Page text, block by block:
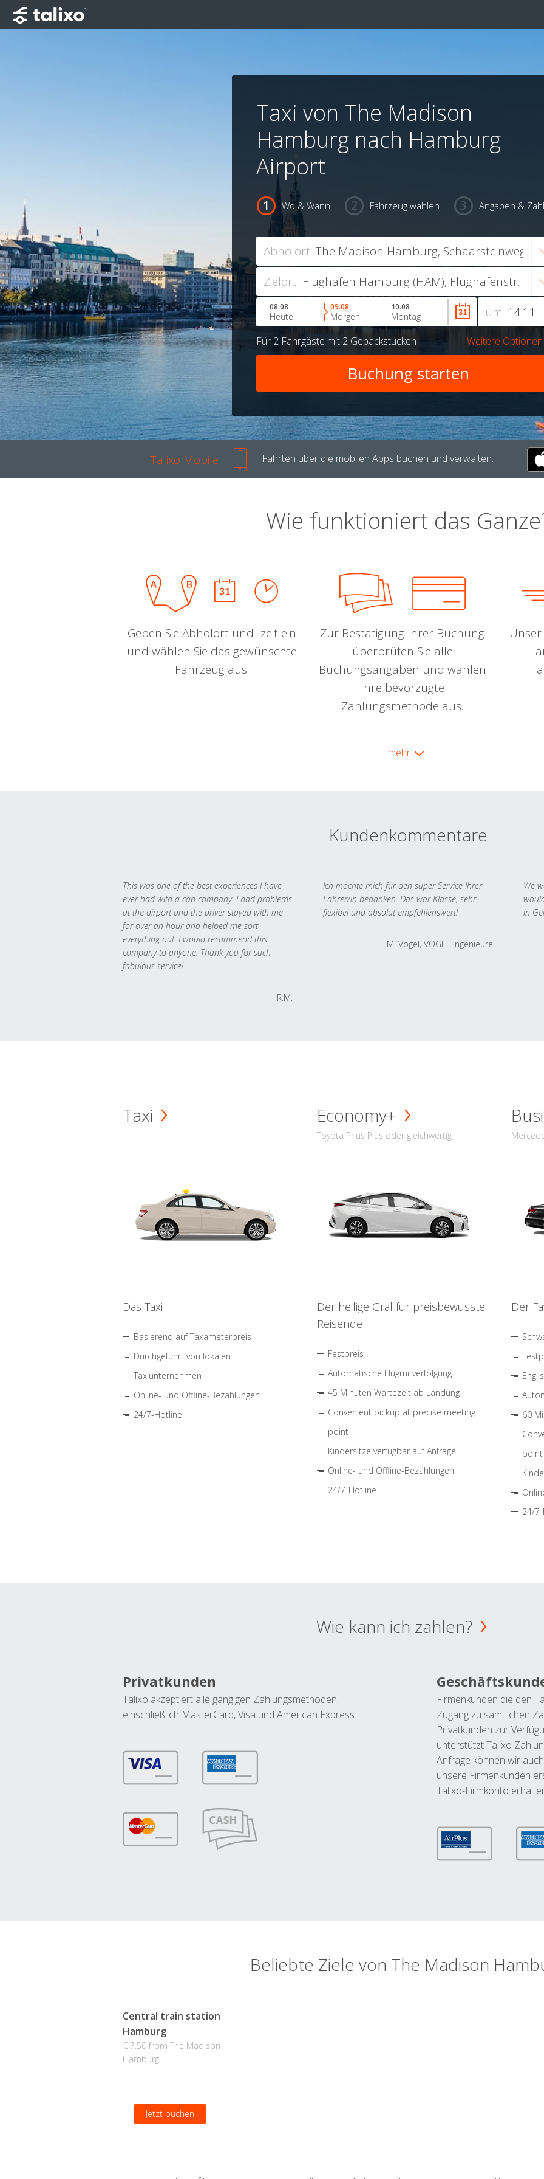
Taxi von The Madison
Hamburg nach Hamburg
Airport
Wo & Wann Fahrzeug wählen Angaben &
Abholort:
Zielort:
um
08.08
Heute
09.08
Morgen
10.08
Montag
Für 2 Fahrgäste mit 2 Gepäckstücken Weitere Optionen
Talixo Mobile Fahrten über die mobilen Apps buchen und verwalten.
Wie funktioniert das
Geben Sie Abholort und -zeit ein
und wählen Sie das gewünschte
Fahrzeug aus.
Zur Bestätigung Ihrer Buchung
überprüfen Sie alle
Buchungsangaben und wählen
Ihre bevorzugte
Zahlungsmethode aus.
mehr
Kundenkommentare
This was one of the best experiences I have
ever had with a cab company. I had problems
at the airport and the driver stayed with me
for over an hour and helped me sort
everything out. I would recommend this
company to anyone. Thank you for such
fabulous service!
R.M.
Ich möchte mich für den super Service Ihrer
Fahrer/in bedanken. Das war Klasse, sehr
flexibel und absolut empfehlenswert!
M. Vogel, VOGEL Ingenieure
We
in
Taxi
Das Taxi
Basierend auf Taxameterpreis
Durchgeführt von lokalen
Taxiunternehmen
Online- und Offline-Bezahlungen
24/7-Hotline
Economy+
Toyota Prius Plus oder gleichwertig
Der heilige Gral für preisbewusste
Reisende
Festpreis
Automatische Flugmitverfolgung
45 Minuten Wartezeit ab Landung
Convenient pickup at precise meeting
point
Kindersitze verfügbar auf Anfrage
Online- und Offline-Bezahlungen
24/7-Hotline
Der
60
point
24/
Wie kann ich zahlen?
Privatkunden
Talixo akzeptiert alle gängigen Zahlungsmethoden,
einschließlich MasterCard, Visa und American Express.
Firmenkunden die den
Zugang zu sämtlichen
Privatkunden zur
unterstützt Talixo
Anfrage können wir
unsere Firmenkunden
Talixo-Firmkonto
Beliebte Ziele von The Madison
Central train station
Hamburg
€ 7.50 from The Madison
Hamburg
Jetzt buchen